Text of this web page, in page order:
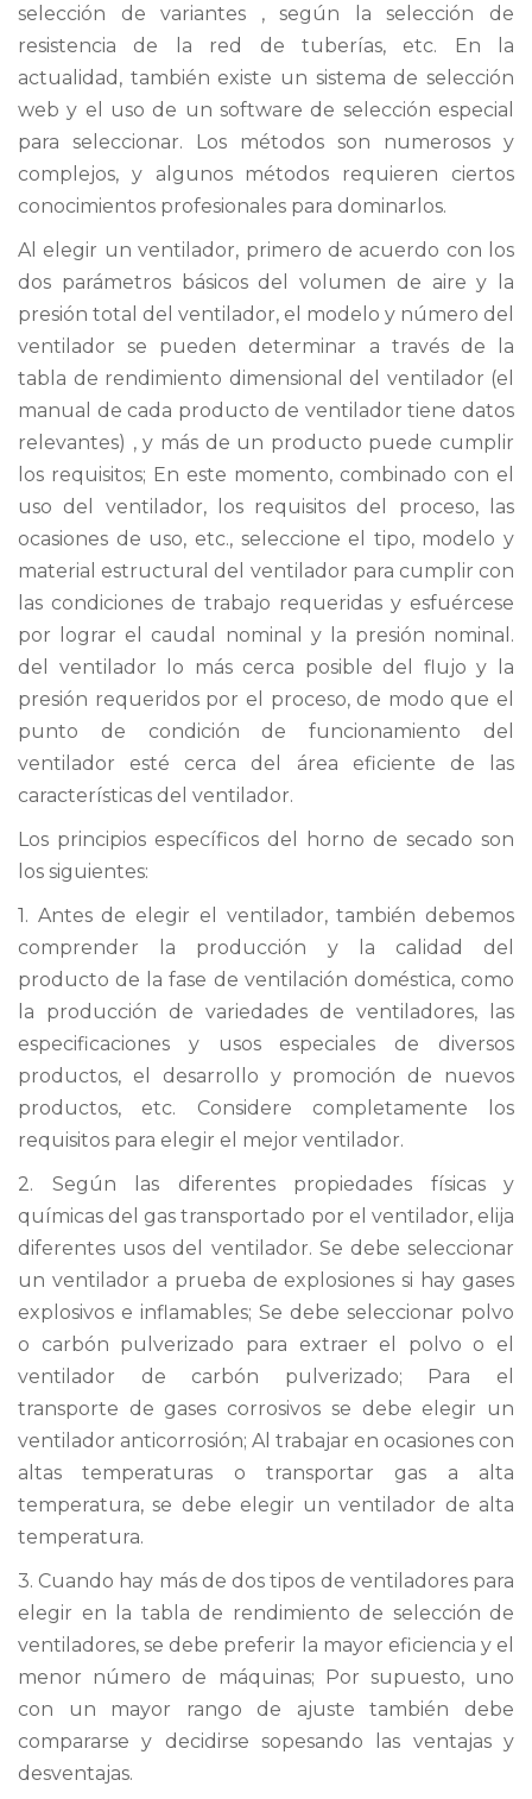
selección de variantes , según la selección de
resistencia de la red de tuberías, etc. En la
actualidad, también existe un sistema de selección
web y el uso de un software de selección especial
para seleccionar. Los métodos son numerosos y
complejos, y algunos métodos requieren ciertos
conocimientos profesionales para dominarlos.
Al elegir un ventilador, primero de acuerdo con los
dos parámetros básicos del volumen de aire y la
presión total del ventilador, el modelo y número del
ventilador se pueden determinar a través de la
tabla de rendimiento dimensional del ventilador (el
manual de cada producto de ventilador tiene datos
relevantes) , y más de un producto puede cumplir
los requisitos; En este momento, combinado con el
uso del ventilador, los requisitos del proceso, las
ocasiones de uso, etc., seleccione el tipo, modelo y
material estructural del ventilador para cumplir con
las condiciones de trabajo requeridas y esfuércese
por lograr el caudal nominal y la presión nominal.
del ventilador lo más cerca posible del flujo y la
presión requeridos por el proceso, de modo que el
punto de condición de funcionamiento del
ventilador esté cerca del área eficiente de las
características del ventilador.
Los principios específicos del horno de secado son
los siguientes:
1. Antes de elegir el ventilador, también debemos
comprender la producción y la calidad del
producto de la fase de ventilación doméstica, como
la producción de variedades de ventiladores, las
especificaciones y usos especiales de diversos
productos, el desarrollo y promoción de nuevos
productos, etc. Considere completamente los
requisitos para elegir el mejor ventilador.
2. Según las diferentes propiedades físicas y
químicas del gas transportado por el ventilador, elija
diferentes usos del ventilador. Se debe seleccionar
un ventilador a prueba de explosiones si hay gases
explosivos e inflamables; Se debe seleccionar polvo
o carbón pulverizado para extraer el polvo o el
ventilador de carbón pulverizado; Para el
transporte de gases corrosivos se debe elegir un
ventilador anticorrosión; Al trabajar en ocasiones con
altas temperaturas o transportar gas a alta
temperatura, se debe elegir un ventilador de alta
temperatura.
3. Cuando hay más de dos tipos de ventiladores para
elegir en la tabla de rendimiento de selección de
ventiladores, se debe preferir la mayor eficiencia y el
menor número de máquinas; Por supuesto, uno
con un mayor rango de ajuste también debe
compararse y decidirse sopesando las ventajas y
desventajas.